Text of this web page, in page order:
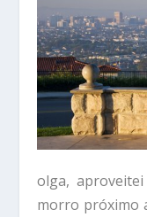
olga,
morro próximo